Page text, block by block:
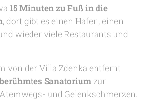
15 Minuten zu Fuß in die
, dort gibt es einen Hafen, einen
wieder viele Restaurants und
von der Villa Zdenka entfernt
berühmtes Sanatorium zur
und Gelenkschmerzen.